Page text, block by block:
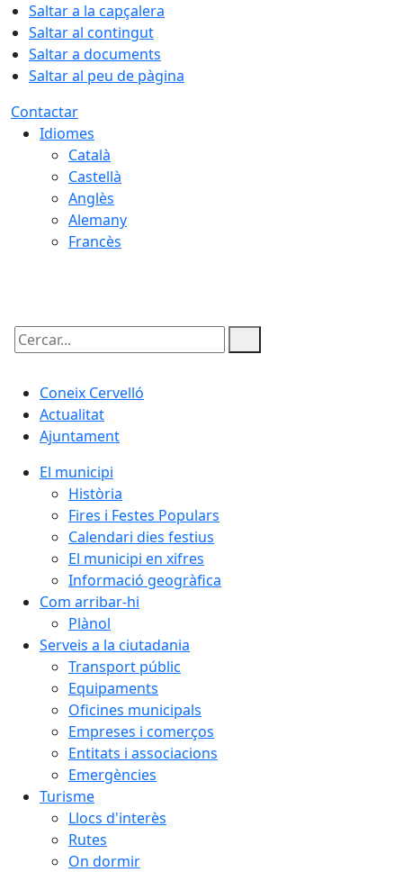
Saltar a la capçalera
Saltar al contingut
Saltar a documents
Saltar al peu de pàgina
Contactar
Idiomes
Català
Castellà
Anglès
Alemany
Francès
Cercar:
Coneix Cervelló
Actualitat
Ajuntament
El municipi
Història
Fires i Festes Populars
Calendari dies festius
El municipi en xifres
Informació geogràfica
Com arribar-hi
Plànol
Serveis a la ciutadania
Transport públic
Equipaments
Oficines municipals
Empreses i comerços
Entitats i associacions
Emergències
Turisme
Llocs d'interès
Rutes
On dormir